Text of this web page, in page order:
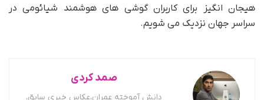
هیجان انگیز برای کاربران گوشی های هوشمند شیائومی در
سراسر جهان نزدیک می شویم.
صمد کردی
دانش آموخته عمران،عکاس خبری سابق،